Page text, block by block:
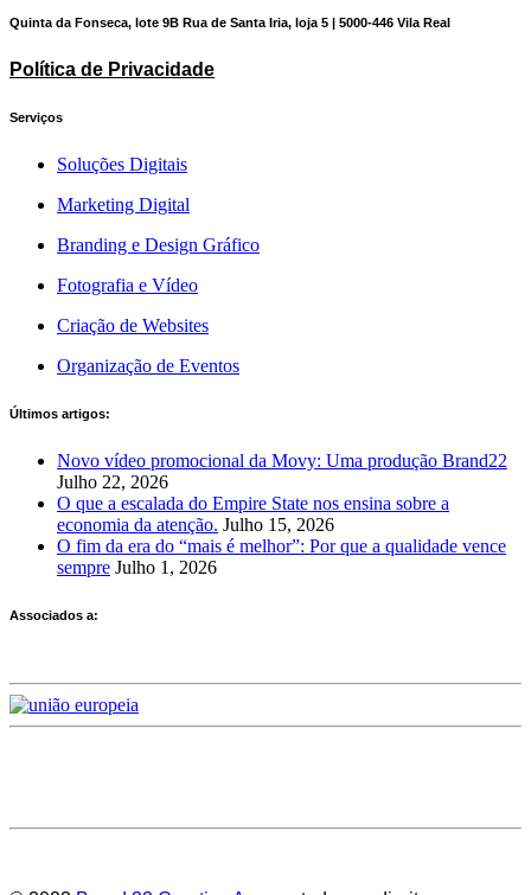
Quinta da Fonseca, lote 9B Rua de Santa Iria, loja 5 | 5000-446 Vila Real
Política de Privacidade
Serviços
Soluções Digitais
Marketing Digital
Branding e Design Gráfico
Fotografia e Vídeo
Criação de Websites
Organização de Eventos
Últimos artigos:
Novo vídeo promocional da Movy: Uma produção Brand22
Julho 22, 2026
O que a escalada do Empire State nos ensina sobre a
economia da atenção. Julho 15, 2026
O fim da era do “mais é melhor”: Por que a qualidade vence
sempre Julho 1, 2026
Associados a: